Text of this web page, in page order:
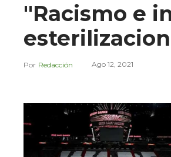
"Racismo e
Redacción Ago 12, 2021